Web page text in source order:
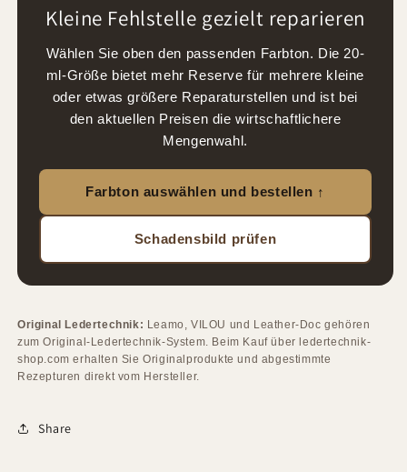
Kleine Fehlstelle gezielt reparieren
Wählen Sie oben den passenden Farbton. Die 20-
ml-Größe bietet mehr Reserve für mehrere kleine
oder etwas größere Reparaturstellen und ist bei
den aktuellen Preisen die wirtschaftlichere
Mengenwahl.
Farbton auswählen und bestellen ↑
Schadensbild prüfen
Original Ledertechnik: Leamo, VILOU und Leather-Doc gehören
zum Original-Ledertechnik-System. Beim Kauf über ledertechnik-
shop.com erhalten Sie Originalprodukte und abgestimmte
Rezepturen direkt vom Hersteller.
Share